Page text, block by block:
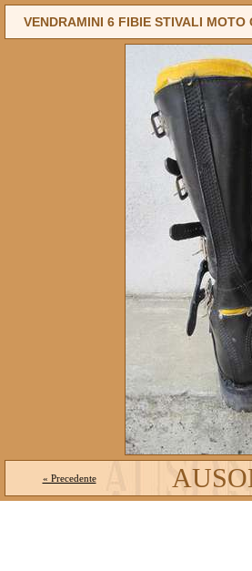
VENDRAMINI 6 FIBIE STIVALI MOTO
« Precedente